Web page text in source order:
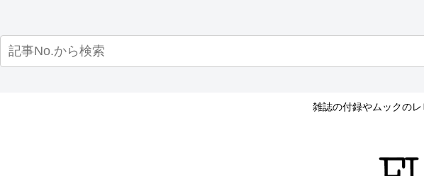
雑誌の付録やムックの